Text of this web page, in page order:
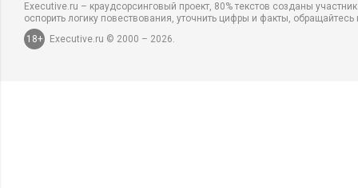
Executive.ru – краудсорсинговый проект, 80% текстов созданы
оспорить логику повествования, уточнить цифры и факты,
18+
Executive.ru © 2000 – 2026.